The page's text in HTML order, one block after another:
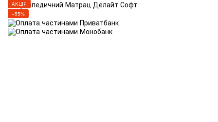
АКЦІЯ
−55%